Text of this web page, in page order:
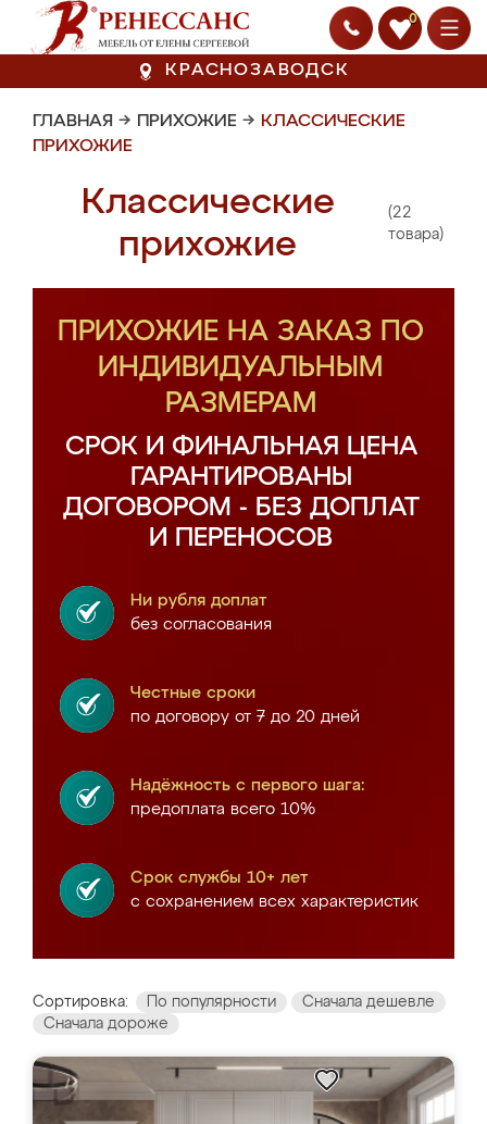
0
КРАСНОЗАВОДСК
ГЛАВНАЯ → ПРИХОЖИЕ → КЛАССИЧЕСКИЕ
ПРИХОЖИЕ
Классические
прихожие
(22
товара)
ПРИХОЖИЕ НА ЗАКАЗ ПО
ИНДИВИДУАЛЬНЫМ
РАЗМЕРАМ
СРОК И ФИНАЛЬНАЯ ЦЕНА
ГАРАНТИРОВАНЫ
ДОГОВОРОМ - БЕЗ ДОПЛАТ
И ПЕРЕНОСОВ
Ни рубля доплат
без согласования
Честные сроки
по договору от 7 до 20 дней
Надёжность с первого шага:
предоплата всего 10%
Срок службы 10+ лет
с сохранением всех характеристик
Сортировка: По популярности
Сначала дешевле
Сначала дороже